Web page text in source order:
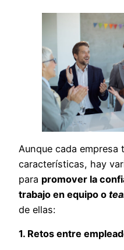
Aunque cada empresa
características, hay
para promover la
trabajo en equipo o
de ellas:
1. Retos entre